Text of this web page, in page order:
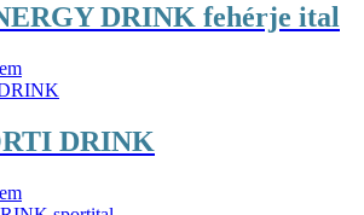
DRINK fehérje ital
DRINK